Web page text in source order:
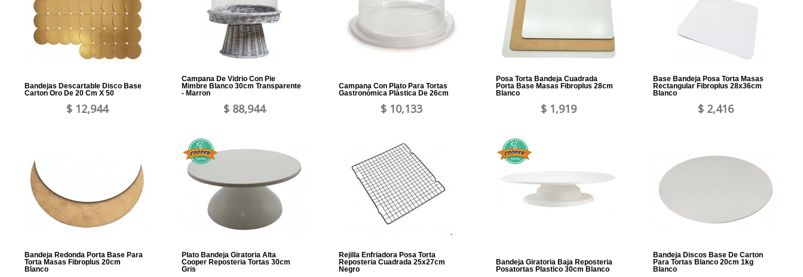
Bandejas Descartable Disco Base
Carton Oro De 20 Cm X 50
$ 12,944
Campana De Vidrio Con Pie
Mimbre Blanco 30cm Transparente
- Marron
$ 88,944
Campana Con Plato Para Tortas
Gastronómica Plástica De 26cm
$ 10,133
Posa Torta Bandeja Cuadrada
Porta Base Masas Fibroplus 28cm
Blanco
$ 1,919
Base Bandeja Posa Torta Masas
Rectangular Fibroplus 28x36cm
Blanco
$ 2,416
Bandeja Redonda Porta Base Para
Torta Masas Fibroplus 20cm
Blanco
Plato Bandeja Giratoria Alta
Cooper Reposteria Tortas 30cm
Gris
Rejilla Enfriadora Posa Torta
Reposteria Cuadrada 25x27cm
Negro
Bandeja Giratoria Baja Reposteria
Posatortas Plastico 30cm Blanco
Bandeja Discos Base De Carton
Para Tortas Blanco 20cm 1kg
Blanco